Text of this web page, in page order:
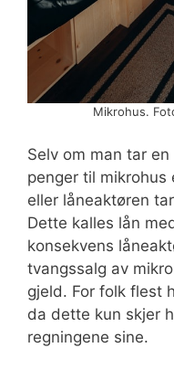
Mikrohus.
Selv om man tar
penger til
eller låneaktøren
Dette kalles lån
konsekvens
tvangssalg av
gjeld. For folk flest
da dette kun skjer
regningene sine.